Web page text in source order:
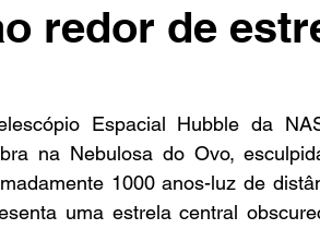
redor de
Espacial Hubble da
na Nebulosa do Ovo,
1000 anos-luz de
uma estrela central